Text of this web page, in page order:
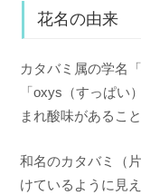
花名の由来
カタバミ属の学名
「oxys（すっぱい
まれ酸味があるこ
和名のカタバミ（
けているように見